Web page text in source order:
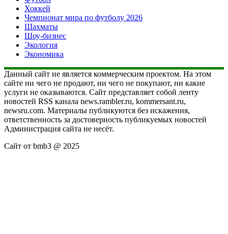
Хоккей
Чемпионат мира по футболу 2026
Шахматы
Шоу-бизнес
Экология
Экономика
Данный сайт не является коммерческим проектом. На этом
сайте ни чего не продают, ни чего не покупают, ни какие
услуги не оказываются. Сайт представляет собой ленту
новостей RSS канала news.rambler.ru, kommersant.ru,
newsru.com. Материалы публикуются без искажения,
ответственность за достоверность публикуемых новостей
Администрация сайта не несёт.
Сайт от bmb3 @ 2025